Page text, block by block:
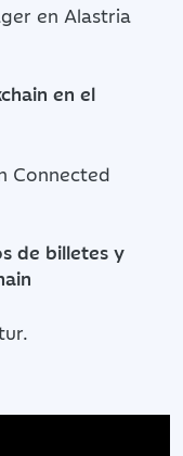
en Alastria
en el
Connected
de billetes y